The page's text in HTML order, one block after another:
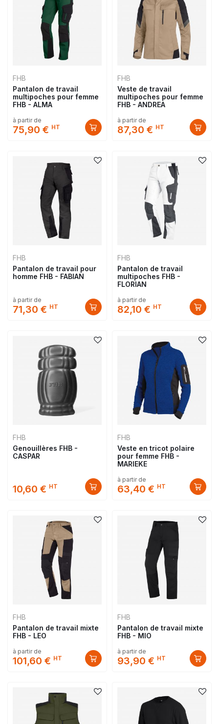
FHB
Pantalon de travail
multipoches pour femme
FHB - ALMA
à partir de
75,90 € HT
FHB
Veste de travail
multipoches pour femme
FHB - ANDREA
à partir de
87,30 € HT
FHB
Pantalon de travail pour
homme FHB - FABIAN
à partir de
71,30 € HT
FHB
Pantalon de travail
multipoches FHB -
FLORIAN
à partir de
82,10 € HT
FHB
Genouillères FHB -
CASPAR
10,60 € HT
FHB
Veste en tricot polaire
pour femme FHB -
MARIEKE
à partir de
63,40 € HT
FHB
Pantalon de travail mixte
FHB - LEO
à partir de
101,60 € HT
FHB
Pantalon de travail mixte
FHB - MIO
à partir de
93,90 € HT